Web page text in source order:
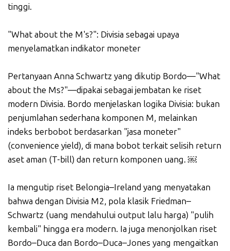
tinggi.
"What about the M's?": Divisia sebagai upaya
menyelamatkan indikator moneter
Pertanyaan Anna Schwartz yang dikutip Bordo—"What
about the Ms?"—dipakai sebagai jembatan ke riset
modern Divisia. Bordo menjelaskan logika Divisia: bukan
penjumlahan sederhana komponen M, melainkan
indeks berbobot berdasarkan "jasa moneter"
(convenience yield), di mana bobot terkait selisih return
aset aman (T-bill) dan return komponen uang. ￼
Ia mengutip riset Belongia–Ireland yang menyatakan
bahwa dengan Divisia M2, pola klasik Friedman–
Schwartz (uang mendahului output lalu harga) "pulih
kembali" hingga era modern. Ia juga menonjolkan riset
Bordo–Duca dan Bordo–Duca–Jones yang mengaitkan